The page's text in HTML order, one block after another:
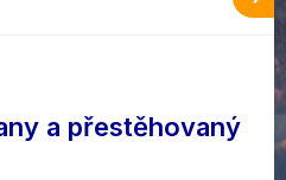
a přestěhovaný